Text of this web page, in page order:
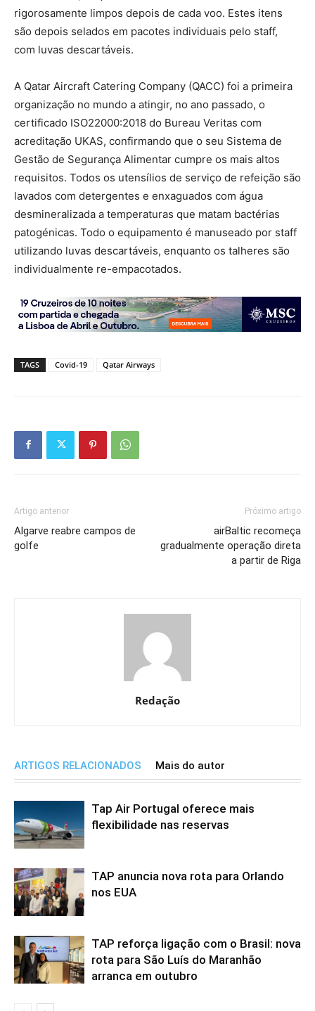
rigorosamente limpos depois de cada voo. Estes itens
são depois selados em pacotes individuais pelo staff,
com luvas descartáveis.
A Qatar Aircraft Catering Company (QACC) foi a primeira
organização no mundo a atingir, no ano passado, o
certificado ISO22000:2018 do Bureau Veritas com
acreditação UKAS, confirmando que o seu Sistema de
Gestão de Segurança Alimentar cumpre os mais altos
requisitos. Todos os utensílios de serviço de refeição são
lavados com detergentes e enxaguados com água
desmineralizada a temperaturas que matam bactérias
patogénicas. Todo o equipamento é manuseado por staff
utilizando luvas descartáveis, enquanto os talheres são
individualmente re-empacotados.
TAGS Covid-19 Qatar Airways
Artigo anterior
Algarve reabre campos de
golfe
Próximo artigo
airBaltic recomeça
gradualmente operação direta
a partir de Riga
Redação
ARTIGOS RELACIONADOS Mais do autor
Tap Air Portugal oferece mais
flexibilidade nas reservas
TAP anuncia nova rota para Orlando
nos EUA
TAP reforça ligação com o Brasil: nova
rota para São Luís do Maranhão
arranca em outubro